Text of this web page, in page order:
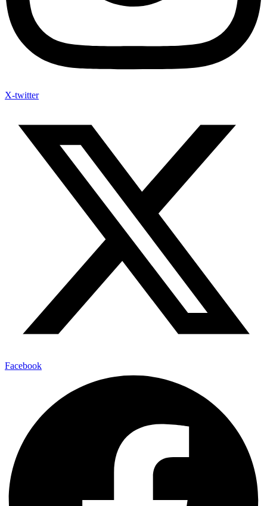
X-twitter
Facebook